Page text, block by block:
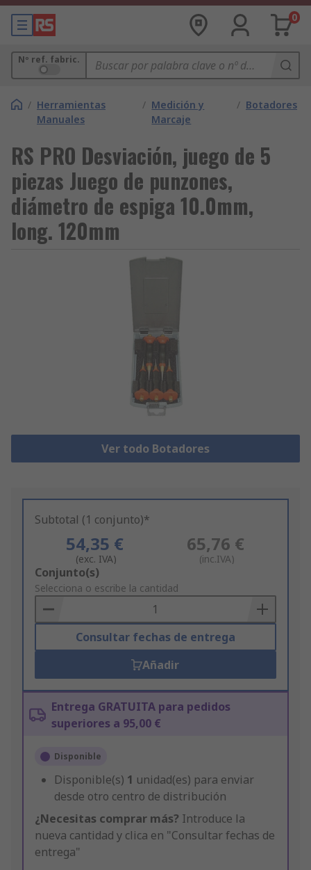
0
Nº ref. fabric.
/ Herramientas
Manuales
/ Medición y
Marcaje
/ Botadores
RS PRO Desviación, juego de 5
piezas Juego de punzones,
diámetro de espiga 10.0mm,
long. 120mm
Ver todo Botadores
Subtotal (1 conjunto)*
54,35 €
(exc. IVA)
65,76 €
(inc.IVA)
Add
to
Basket
Conjunto(s)
Selecciona o escribe la cantidad
Consultar fechas de entrega
Añadir
Entrega GRATUITA para pedidos
superiores a 95,00 €
Disponible
Disponible(s) 1 unidad(es) para enviar
desde otro centro de distribución
¿Necesitas comprar más? Introduce la
nueva cantidad y clica en "Consultar fechas de
entrega"